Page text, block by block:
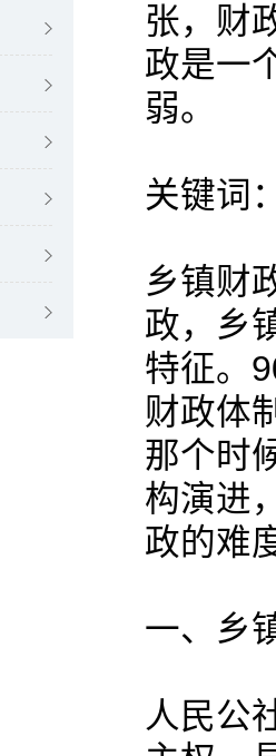
张，财
政是一
弱。
关键词
乡镇财
政，乡
特征。
财政体
那个时
构演进
政的难
一、乡
人民公